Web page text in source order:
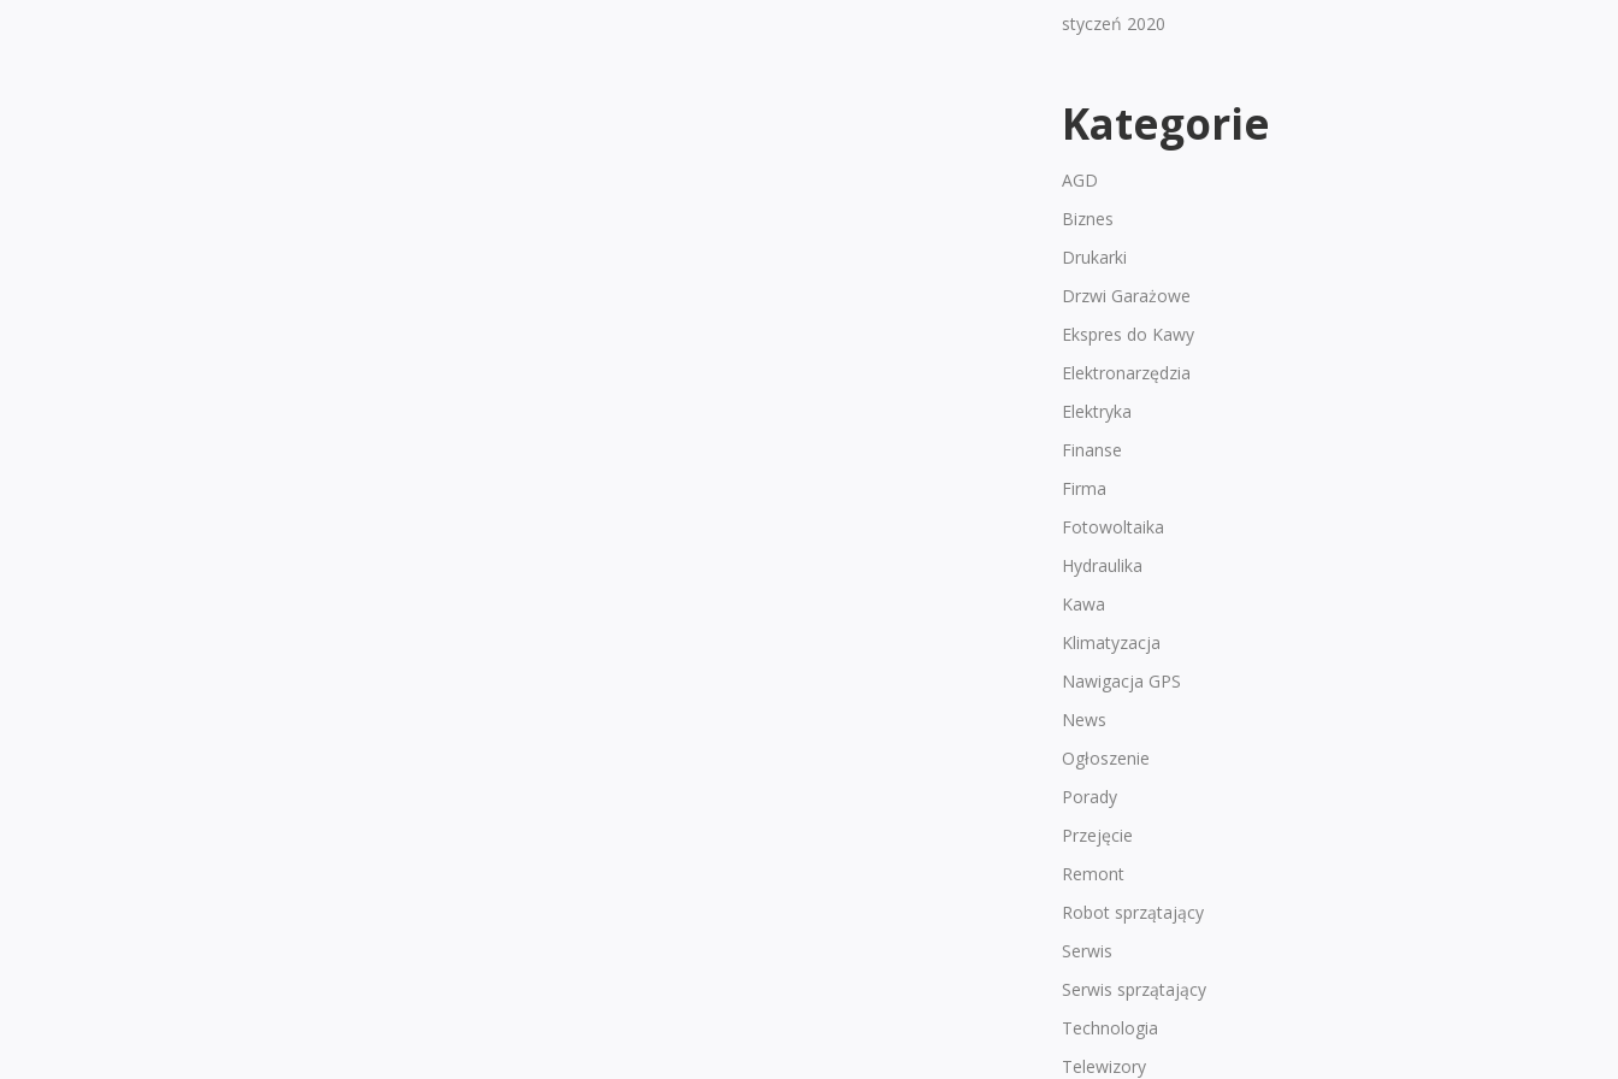
styczeń 2020
Kategorie
AGD
Biznes
Drukarki
Drzwi Garażowe
Ekspres do Kawy
Elektronarzędzia
Elektryka
Finanse
Firma
Fotowoltaika
Hydraulika
Kawa
Klimatyzacja
Nawigacja GPS
News
Ogłoszenie
Porady
Przejęcie
Remont
Robot sprzątający
Serwis
Serwis sprzątający
Technologia
Telewizory